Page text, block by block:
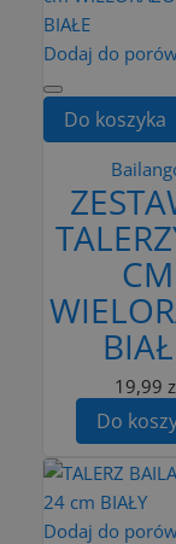
Dodaj do
Do koszyka
CM
19,99
Do
Dodaj do